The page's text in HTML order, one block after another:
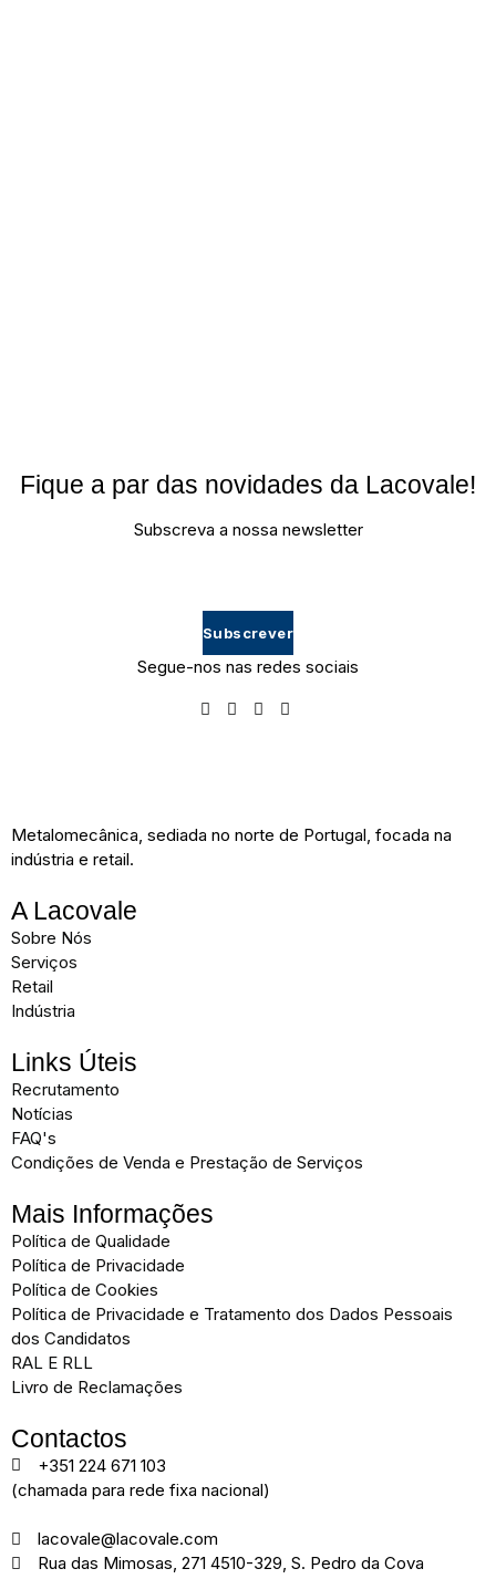
Fique a par das novidades da Lacovale!
Subscreva a nossa newsletter
Subscrever
Segue-nos nas redes sociais
Metalomecânica, sediada no norte de Portugal, focada na
indústria e retail.
A Lacovale
Sobre Nós
Serviços
Retail
Indústria
Links Úteis
Recrutamento
Notícias
FAQ's
Condições de Venda e Prestação de Serviços
Mais Informações
Política de Qualidade
Política de Privacidade
Política de Cookies
Política de Privacidade e Tratamento dos Dados Pessoais
dos Candidatos
RAL E RLL
Livro de Reclamações
Contactos
+351 224 671 103
(chamada para rede fixa nacional)
lacovale@lacovale.com
Rua das Mimosas, 271 4510-329, S. Pedro da Cova